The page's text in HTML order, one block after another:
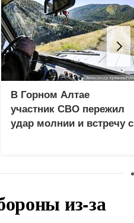
В Горном Алтае
участник СВО пережил
удар молнии и встречу с
из-за